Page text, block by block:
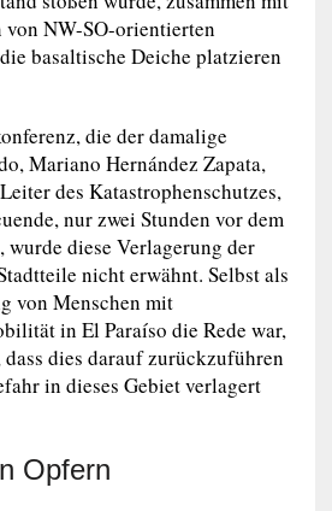
von NW-SO-orientierten
basaltische Deiche platzieren
die der damalige
Mariano Hernández Zapata,
des Katastrophenschutzes,
nur zwei Stunden vor dem
diese Verlagerung der
nicht erwähnt. Selbst als
von Menschen mit
in El Paraíso die Rede war,
dies darauf zurückzuführen
in dieses Gebiet verlagert
Opfern